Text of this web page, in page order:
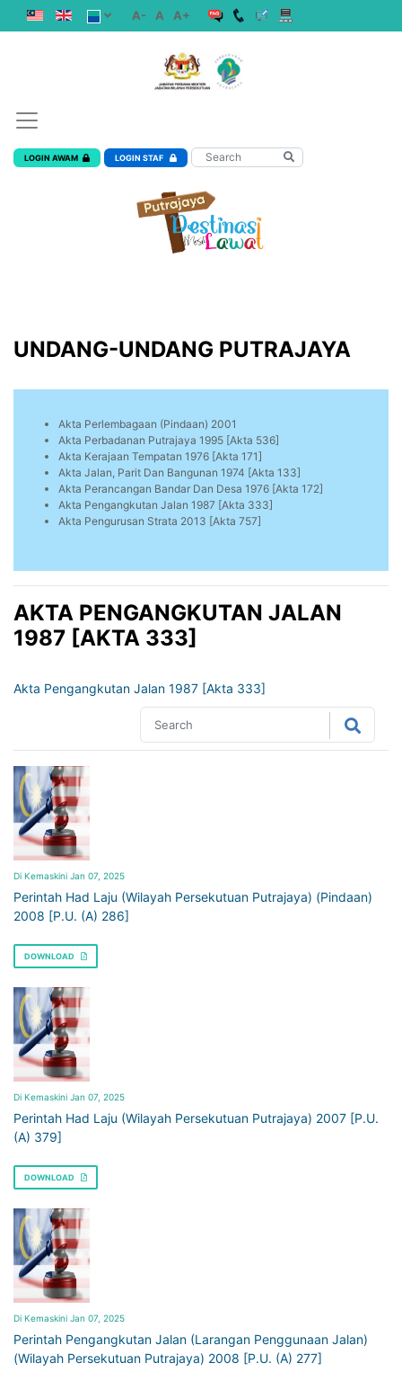
A- A A+
LOGIN AWAM LOGIN STAF
UNDANG-UNDANG PUTRAJAYA
Akta Perlembagaan (Pindaan) 2001
Akta Perbadanan Putrajaya 1995 [Akta 536]
Akta Kerajaan Tempatan 1976 [Akta 171]
Akta Jalan, Parit Dan Bangunan 1974 [Akta 133]
Akta Perancangan Bandar Dan Desa 1976 [Akta 172]
Akta Pengangkutan Jalan 1987 [Akta 333]
Akta Pengurusan Strata 2013 [Akta 757]
AKTA PENGANGKUTAN JALAN
1987 [AKTA 333]
Akta Pengangkutan Jalan 1987 [Akta 333]
Di Kemaskini Jan 07, 2025
Perintah Had Laju (Wilayah Persekutuan Putrajaya) (Pindaan)
2008 [P.U. (A) 286]
DOWNLOAD
Di Kemaskini Jan 07, 2025
Perintah Had Laju (Wilayah Persekutuan Putrajaya) 2007 [P.U.
(A) 379]
DOWNLOAD
Di Kemaskini Jan 07, 2025
Perintah Pengangkutan Jalan (Larangan Penggunaan Jalan)
(Wilayah Persekutuan Putrajaya) 2008 [P.U. (A) 277]